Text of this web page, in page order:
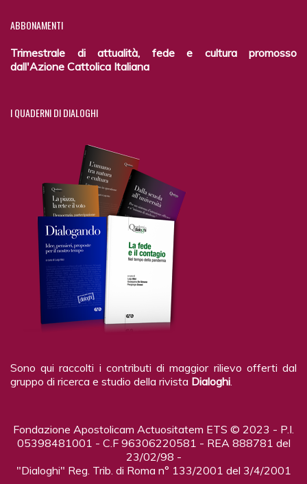
ABBONAMENTI
Trimestrale di attualità, fede e cultura promosso
dall'Azione Cattolica Italiana
IQUADERNI DI DIALOGHI
Sono qui raccolti i contributi di maggior rilievo offerti dal
gruppo di ricerca e studio della rivista Dialoghi
Fondazione Apostolicam Actuositatem ETS © 2023 - P.I.
05398481001 - C.F 96306220581 - REA 888781 del
23/02/98 -
"Dialoghi" Reg. Trib. di Roma n° 133/2001 del 3/4/2001